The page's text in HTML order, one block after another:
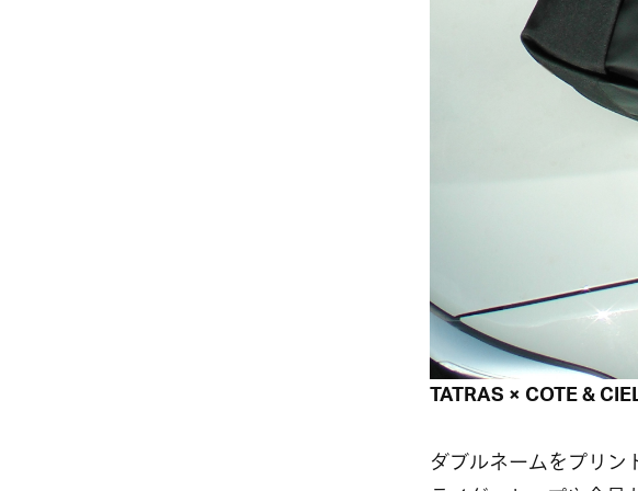
TATRAS × COTE &
ダブルネームをプリ